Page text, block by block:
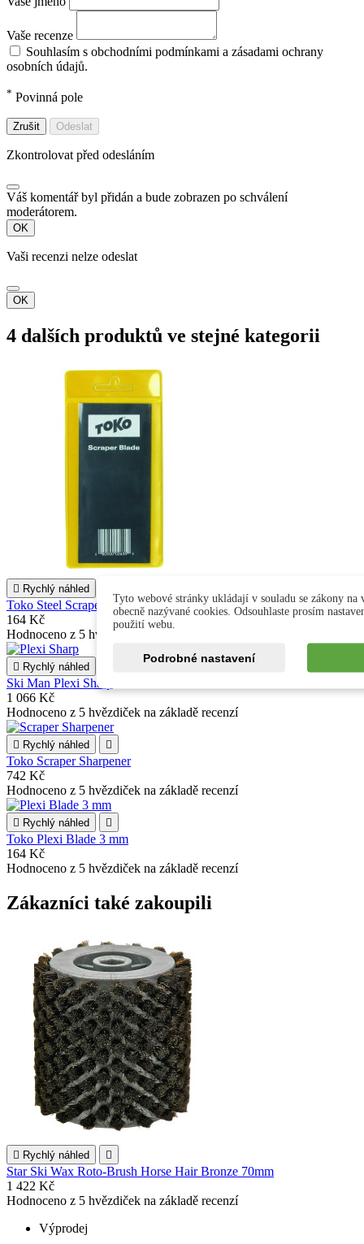
Vaše recenze
Souhlasím s obchodními podmínkami a zásadami ochrany
osobních údajů.
* Povinná pole
Zrušit Odeslat
Zkontrolovat před odesláním
Váš komentář byl přidán a bude zobrazen po schválení
moderátorem.
OK
Vaši recenzi nelze odeslat
OK
4 dalších produktů ve stejné kategorii
 Rychlý náhled
Toko Steel Scraper Blade
164 Kč
Hodnoceno z 5 hvězdiček na základě
 Rychlý náhled
Ski Man Plexi Sharp
1 066 Kč
Hodnoceno z 5 hvězdiček na základě recenzí
 Rychlý náhled 
Toko Scraper Sharpener
742 Kč
Hodnoceno z 5 hvězdiček na základě recenzí
 Rychlý náhled 
Toko Plexi Blade 3 mm
164 Kč
Hodnoceno z 5 hvězdiček na základě recenzí
Zákazníci také zakoupili
 Rychlý náhled 
Star Ski Wax Roto-Brush Horse Hair Bronze 70mm
1 422 Kč
Hodnoceno z 5 hvězdiček na základě recenzí
Výprodej
Tyto webové stránky ukládají v souladu se zákony na
obecně nazývané cookies. Odsouhlaste prosím
použití webu.
Podrobné nastavení